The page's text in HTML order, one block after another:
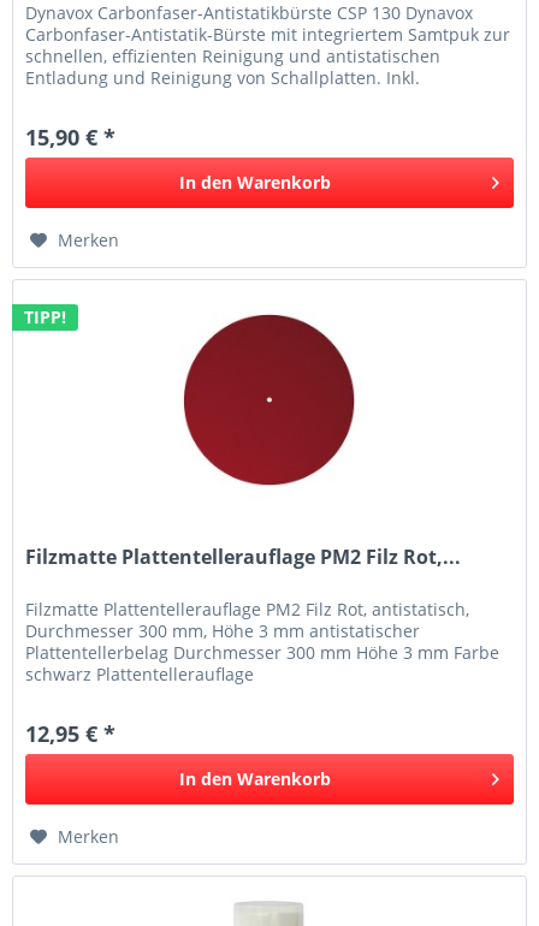
Dynavox Carbonfaser-Antistatikbürste CSP 130 Dynavox
Carbonfaser-Antistatik-Bürste mit integriertem Samtpuk zur
schnellen, effizienten Reinigung und antistatischen
Entladung und Reinigung von Schallplatten. Inkl.
15,90 € *
In den Warenkorb
Merken
TIPP!
Filzmatte Plattentellerauflage PM2 Filz Rot,...
Filzmatte Plattentellerauflage PM2 Filz Rot, antistatisch,
Durchmesser 300 mm, Höhe 3 mm antistatischer
Plattentellerbelag Durchmesser 300 mm Höhe 3 mm Farbe
schwarz Plattentellerauflage
12,95 € *
In den Warenkorb
Merken